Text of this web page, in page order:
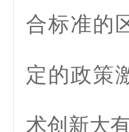
合标准的
定的政策
术创新大